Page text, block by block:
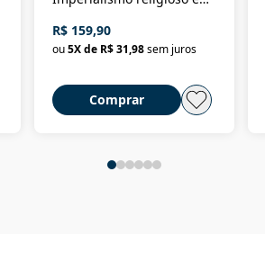
Brasil
R$ 159,90
ou5X de R$ 31,98sem juros
Comprar